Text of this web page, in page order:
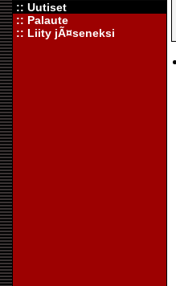
:: Uutiset
:: Palaute
:: Liity jÃ¤seneksi